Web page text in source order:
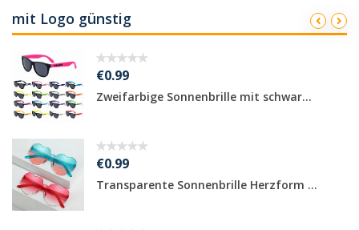
mit Logo günstig
€0.99
Zweifarbige Sonnenbrille mit schwar...
€0.99
Transparente Sonnenbrille Herzform ...